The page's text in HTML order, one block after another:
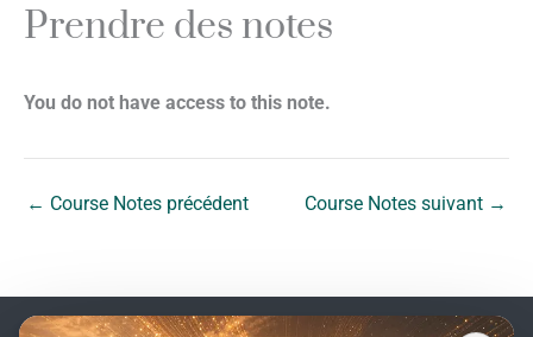
k
Prendre des notes
You do not have access to this note.
← Course Notes précédent Course Notes suivant →